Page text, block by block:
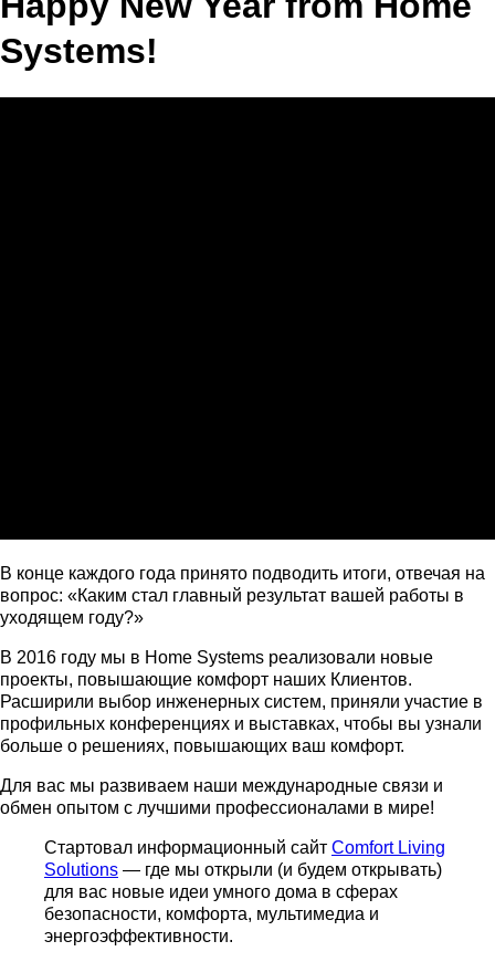
Systems!
В конце каждого года принято подводить итоги, отвечая на
вопрос: «Каким стал главный результат вашей работы в
уходящем году?»
В 2016 году мы в Home Systems реализовали новые
проекты, повышающие комфорт наших Клиентов.
Расширили выбор инженерных систем, приняли участие в
профильных конференциях и выставках, чтобы вы узнали
больше о решениях, повышающих ваш комфорт.
Для вас мы развиваем наши международные связи и
обмен опытом с лучшими профессионалами в мире!
Стартовал информационный сайт Comfort Living
Solutions — где мы открыли (и будем открывать)
для вас новые идеи умного дома в сферах
безопасности, комфорта, мультимедиа и
энергоэффективности.